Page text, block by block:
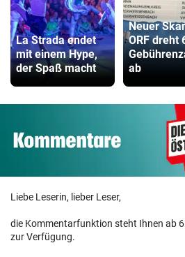
La Strada endet
mit einem Hype,
der Spaß macht
Neuer
ORF dreht
ab
Liebe Leserin, lieber Leser,
die Kommentarfunktion steht Ihnen ab
zur Verfügung.